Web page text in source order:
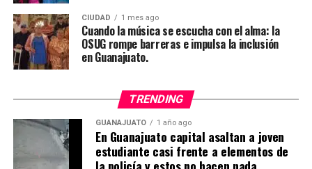
CIUDAD 1 mes ago
Cuando la música se escucha con el alma: la
OSUG rompe barreras e impulsa la inclusión
en Guanajuato.
TRENDING
GUANAJUATO 1 año ago
En Guanajuato capital asaltan a joven
estudiante casi frente a elementos de